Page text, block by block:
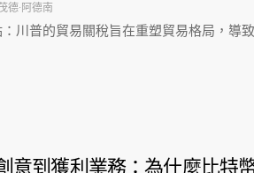
德·阿德南
：川普的貿易關稅旨在重塑貿易格局，導